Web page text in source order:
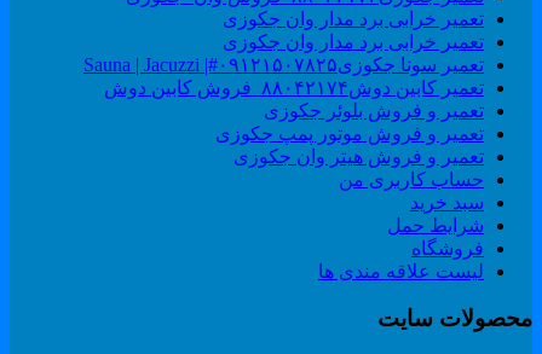
تعمیر خرابی برد مدار وان جکوزی
تعمیر خرابی برد مدار وان جکوزی
تعمیر سونا جکوزی۰۹۱۲۱۵۰۷۸۲۵#| Sauna | Jacuzzi
تعمیر کابین دوش۸۸۰۴۲۱۷۴_فروش کابین دوش
تعمیر و فروش بلوئر جکوزی
تعمیر و فروش موتور پمپ جکوزی
تعمیر و فروش هیتر وان جکوزی
حساب کاربری من
سبد خرید
شرایط حمل
فروشگاه
لیست علاقه مندی ها
سایت